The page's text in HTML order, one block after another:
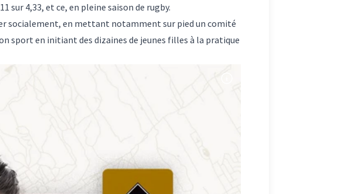
sur 4,33, et ce, en pleine saison de rugby.
socialement, en mettant notamment sur pied un comité
sport en initiant des dizaines de jeunes filles à la pratique